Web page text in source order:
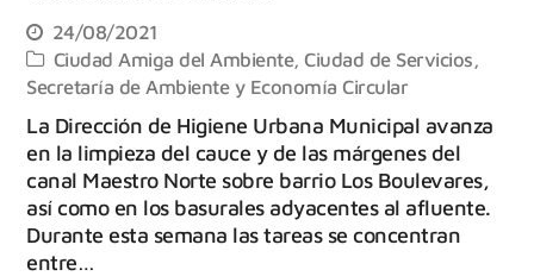
24/08/2021
Ciudad Amiga del Ambiente,Ciudad de Servicios
Secretaría de Ambiente y Economía Circular
La Dirección de Higiene Urbana Municipal avanza
en la limpieza del cauce y de las márgenes del
canal Maestro Norte sobre barrio Los Boulevares,
así como en los basurales adyacentes al afluente.
Durante esta semana las tareas se concentran
entre…